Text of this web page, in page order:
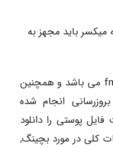
میکسر باید مجهز به
ارزیابی صورت گرفته به روش fmea می باشد و همچنین
انجام شده
پوستی را دانلود
کلی در مورد بچینگ,